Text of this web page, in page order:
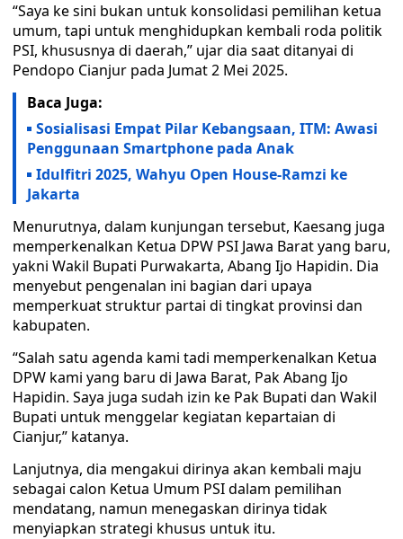
“Saya ke sini bukan untuk konsolidasi pemilihan ketua
umum, tapi untuk menghidupkan kembali roda politik
PSI, khususnya di daerah,” ujar dia saat ditanyai di
Pendopo Cianjur pada Jumat 2 Mei 2025.
Baca Juga:
Sosialisasi Empat Pilar Kebangsaan, ITM: Awasi
Penggunaan Smartphone pada Anak
Idulfitri 2025, Wahyu Open House-Ramzi ke
Jakarta
Menurutnya, dalam kunjungan tersebut, Kaesang juga
memperkenalkan Ketua DPW PSI Jawa Barat yang baru,
yakni Wakil Bupati Purwakarta, Abang Ijo Hapidin. Dia
menyebut pengenalan ini bagian dari upaya
memperkuat struktur partai di tingkat provinsi dan
kabupaten.
“Salah satu agenda kami tadi memperkenalkan Ketua
DPW kami yang baru di Jawa Barat, Pak Abang Ijo
Hapidin. Saya juga sudah izin ke Pak Bupati dan Wakil
Bupati untuk menggelar kegiatan kepartaian di
Cianjur,” katanya.
Lanjutnya, dia mengakui dirinya akan kembali maju
sebagai calon Ketua Umum PSI dalam pemilihan
mendatang, namun menegaskan dirinya tidak
menyiapkan strategi khusus untuk itu.